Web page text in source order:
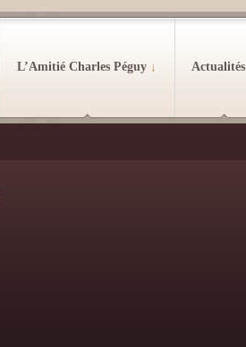
L’Amitié Charles Péguy ↓ Actualités